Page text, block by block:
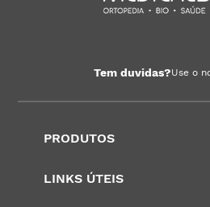
Tem duvidas?Use o
PRODUTOS
LINKS ÚTEIS